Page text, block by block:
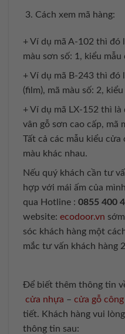
Cách xem mã hàng:
+ Ví dụ mã A-102 thì đó
màu sơn số: 1, kiểu mẫu
+ Ví dụ mã B-243 thì đó
(film), mã màu số: 2,
+ Ví dụ mã LX-152 thì
vân gỗ sơn cao cấp, mã
Tất cả các mẫu kiểu
màu khác nhau.
Nếu quý khách cần tư
hợp với mái ấm của
qua Hotline : 0855 400
website: ecodoor.vn
sóc khách hàng một
mắc tư vấn khách hàng
Để biết thêm thông tin
cửa nhựa – cửa gỗ
tiết. Khách hàng vui
thông tin sau: